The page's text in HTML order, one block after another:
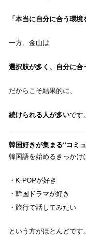
「本当に自分に合う環境
一方、金山は
選択肢が多く、自分に合
だからこそ結果的に、
続けられる人が多いです。
韓国好きが集まる“コミ
韓国語を始めるきっかけ
・K-POPが好き
・韓国ドラマが好き
・旅行で話してみたい
という方がほとんどです。